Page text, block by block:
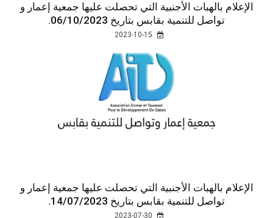
الإعلام بالهبات الأجنبية التي تحصلت عليها جمعية إعمار و
تواصل للتنمية بقابس بتاريخ 06/10/2023.
الإعلام بالهبات الأجنبية التي تحصلت عليها جمعية إعمار و
تواصل للتنمية بقابس بتاريخ 14/07/2023.